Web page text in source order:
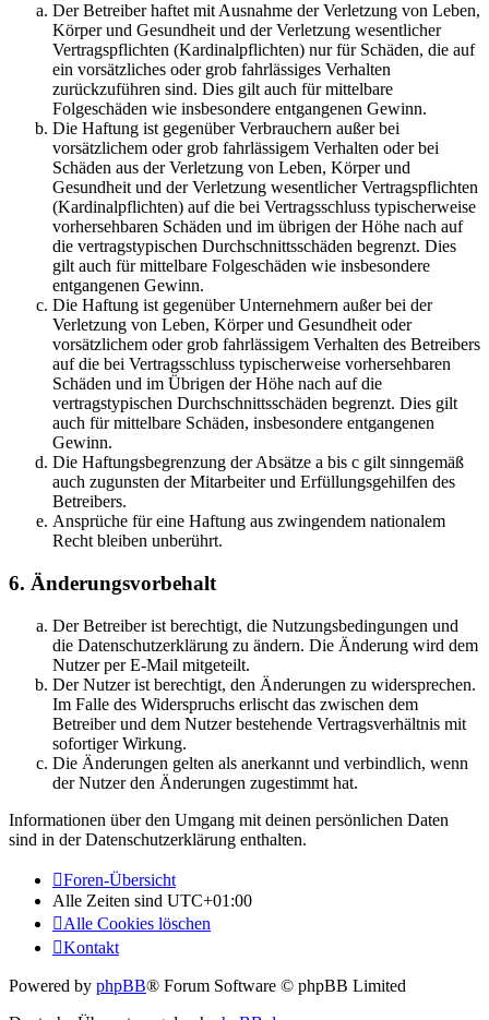
Der Betreiber haftet mit Ausnahme der Verletzung von Leben,
Körper und Gesundheit und der Verletzung wesentlicher
Vertragspflichten (Kardinalpflichten) nur für Schäden, die auf
ein vorsätzliches oder grob fahrlässiges Verhalten
zurückzuführen sind. Dies gilt auch für mittelbare
Folgeschäden wie insbesondere entgangenen Gewinn.
Die Haftung ist gegenüber Verbrauchern außer bei
vorsätzlichem oder grob fahrlässigem Verhalten oder bei
Schäden aus der Verletzung von Leben, Körper und
Gesundheit und der Verletzung wesentlicher Vertragspflichten
(Kardinalpflichten) auf die bei Vertragsschluss typischerweise
vorhersehbaren Schäden und im übrigen der Höhe nach auf
die vertragstypischen Durchschnittsschäden begrenzt. Dies
gilt auch für mittelbare Folgeschäden wie insbesondere
entgangenen Gewinn.
Die Haftung ist gegenüber Unternehmern außer bei der
Verletzung von Leben, Körper und Gesundheit oder
vorsätzlichem oder grob fahrlässigem Verhalten des Betreibers
auf die bei Vertragsschluss typischerweise vorhersehbaren
Schäden und im Übrigen der Höhe nach auf die
vertragstypischen Durchschnittsschäden begrenzt. Dies gilt
auch für mittelbare Schäden, insbesondere entgangenen
Gewinn.
Die Haftungsbegrenzung der Absätze a bis c gilt sinngemäß
auch zugunsten der Mitarbeiter und Erfüllungsgehilfen des
Betreibers.
Ansprüche für eine Haftung aus zwingendem nationalem
Recht bleiben unberührt.
6. Änderungsvorbehalt
Der Betreiber ist berechtigt, die Nutzungsbedingungen und
die Datenschutzerklärung zu ändern. Die Änderung wird dem
Nutzer per E-Mail mitgeteilt.
Der Nutzer ist berechtigt, den Änderungen zu widersprechen.
Im Falle des Widerspruchs erlischt das zwischen dem
Betreiber und dem Nutzer bestehende Vertragsverhältnis mit
sofortiger Wirkung.
Die Änderungen gelten als anerkannt und verbindlich, wenn
der Nutzer den Änderungen zugestimmt hat.
Informationen über den Umgang mit deinen persönlichen Daten
sind in der Datenschutzerklärung enthalten.
Foren-Übersicht
Alle Zeiten sind UTC+01:00
Alle Cookies löschen
Kontakt
Powered by phpBB® Forum Software © phpBB Limited